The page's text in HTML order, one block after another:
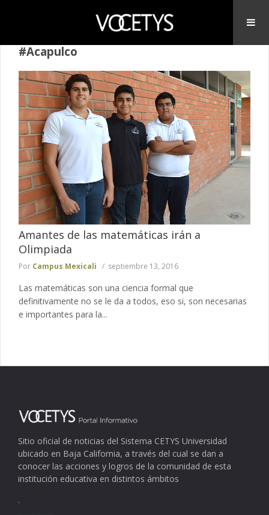
#Acapulco
Amantes de las matemáticas irán a
Olimpiada
Por Campus Mexicali septiembre 13, 2016
Las matemáticas son una ciencia formal que
definitivamente no se le da a todos, eso si, son necesarias
e importantes para la...
Sitio oficial de noticias del Sistema CETYS Universidad
ubicado en Baja California, a través del cual se dan a
conocer las acciones y logros de la comunidad de esta
institución educativa en distintos ámbitos
.